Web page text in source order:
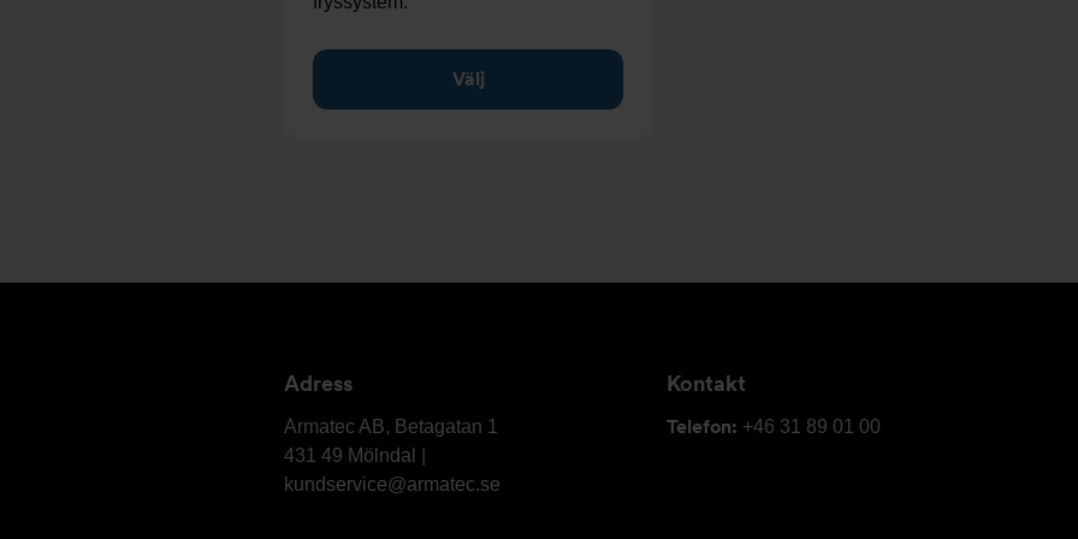
Välj
Adress
Armatec
Armatec AB, Betagatan 1
431 49 Mölndal |
kundservice@armatec.se
Kontakt
Telefon: +46 31 89 01 00